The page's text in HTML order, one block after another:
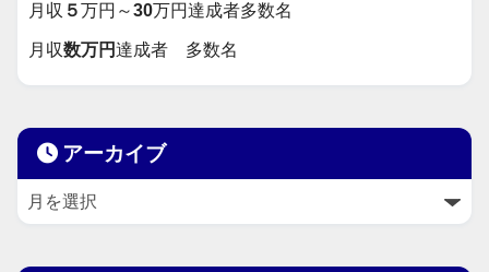
月収 ５ 万円～30万円達成者多数名
月収数万円達成者 多数名
アーカイブ